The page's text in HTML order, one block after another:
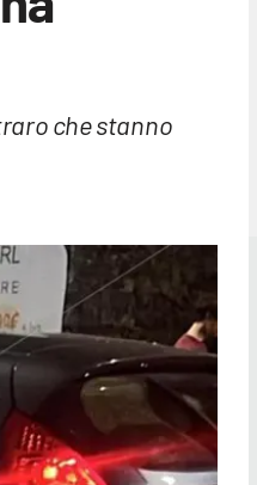
che stanno